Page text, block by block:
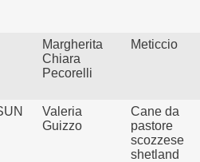
Margherita
Chiara
Pecorelli
Meticcio
Valeria
Guizzo
Cane da
pastore
scozzese
shetland